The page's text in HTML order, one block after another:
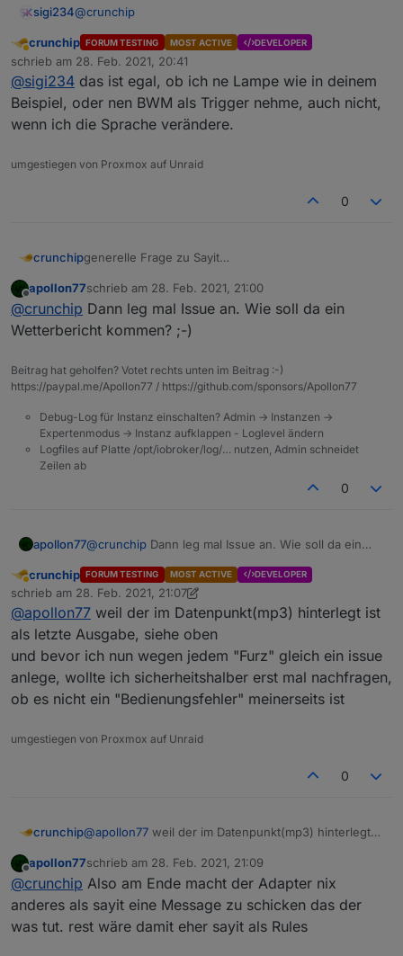
sigi234@crunchip
Denke es kommt auf den State an.
Abwesend
crunchip FORUM TESTING MOST ACTIVE DEVELOPER
schrieb am 28. Feb. 2021, 20:41
zuletzt editiert von
@sigi234 das ist egal, ob ich ne Lampe wie in deinem
Beispiel, oder nen BWM als Trigger nehme, auch nicht,
wenn ich die Sprache verändere.
umgestiegen von Proxmox auf Unraid
0
crunchip
generelle Frage zu Sayit
hab das einfach mal so hinterlegt, mit dem Text
"Bewegung erkannt"
als Sprachausgabe kommt aber mein Wetterbericht
apollon77schrieb am 28. Feb. 2021, 21:00
zuletzt editiert von
@crunchip Dann leg mal Issue an. Wie soll da ein
Wetterbericht kommen? ;-)
Beitrag hat geholfen? Votet rechts unten im Beitrag :-)
https://paypal.me/Apollon77 / https://github.com/sponsors/Apollon77
Debug-Log für Instanz einschalten? Admin -> Instanzen ->
Expertenmodus -> Instanz aufklappen - Loglevel ändern
Logfiles auf Platte /opt/iobroker/log/… nutzen, Admin schneidet
Zeilen ab
0
apollon77@crunchip Dann leg mal Issue an. Wie soll da ein
Abwesend
crunchip FORUM TESTING MOST ACTIVE DEVELOPER
schrieb am 28. Feb. 2021, 21:07
zuletzt editiert von crunchip
@apollon77 weil der im Datenpunkt(mp3) hinterlegt ist
als letzte Ausgabe, siehe oben
und bevor ich nun wegen jedem "Furz" gleich ein issue
anlege, wollte ich sicherheitshalber erst mal nachfragen,
ob es nicht ein "Bedienungsfehler" meinerseits ist
umgestiegen von Proxmox auf Unraid
0
crunchip@apollon77 weil der im Datenpunkt(mp3) hinterlegt
und bevor ich nun wegen jedem "Furz" gleich ein
issue anlege, wollte ich sicherheitshalber erst mal
nachfragen, ob es nicht ein "Bedienungsfehler"
meinerseits ist
apollon77schrieb am 28. Feb. 2021, 21:09
zuletzt editiert von
@crunchip Also am Ende macht der Adapter nix
anderes als sayit eine Message zu schicken das der
was tut. rest wäre damit eher sayit als Rules